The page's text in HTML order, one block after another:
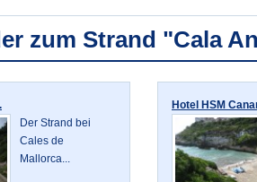
zum Strand "Cala
Der Strand bei
Cales de
Mallorca...
Hotel HSM